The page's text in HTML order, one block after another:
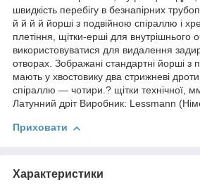
швидкість перебігу в безнапірних
й й й й йорші з подвійною спіраллю і
плетіння, щітки-ерші для
використовуватися для видалення
отворах. Зображані стандартні йорші з
мають у хвостовику два стрижневі
спіраллю — чотири.? щітки технічної,
Латунний дріт Виробник: Lessmann
Приховати
Характеристики